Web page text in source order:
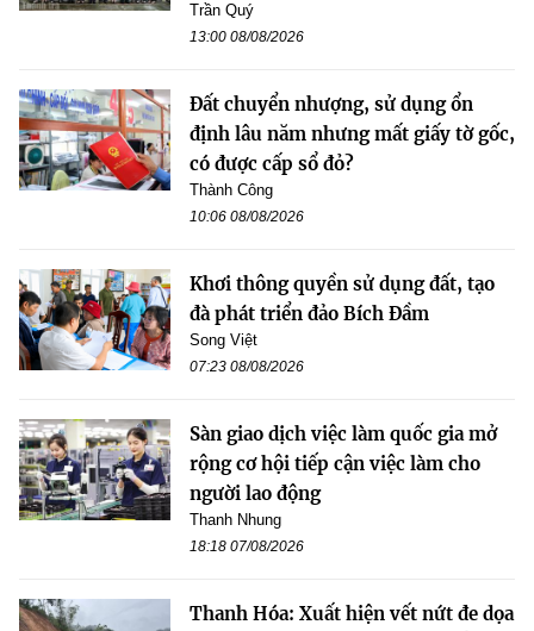
Trần Quý
13:00 08/08/2026
Đất chuyển nhượng, sử dụng ổn
định lâu năm nhưng mất giấy tờ gốc,
có được cấp sổ đỏ?
Thành Công
10:06 08/08/2026
Khơi thông quyền sử dụng đất, tạo
đà phát triển đảo Bích Đầm
Song Việt
07:23 08/08/2026
Sàn giao dịch việc làm quốc gia mở
rộng cơ hội tiếp cận việc làm cho
người lao động
Thanh Nhung
18:18 07/08/2026
Thanh Hóa: Xuất hiện vết nứt đe dọa